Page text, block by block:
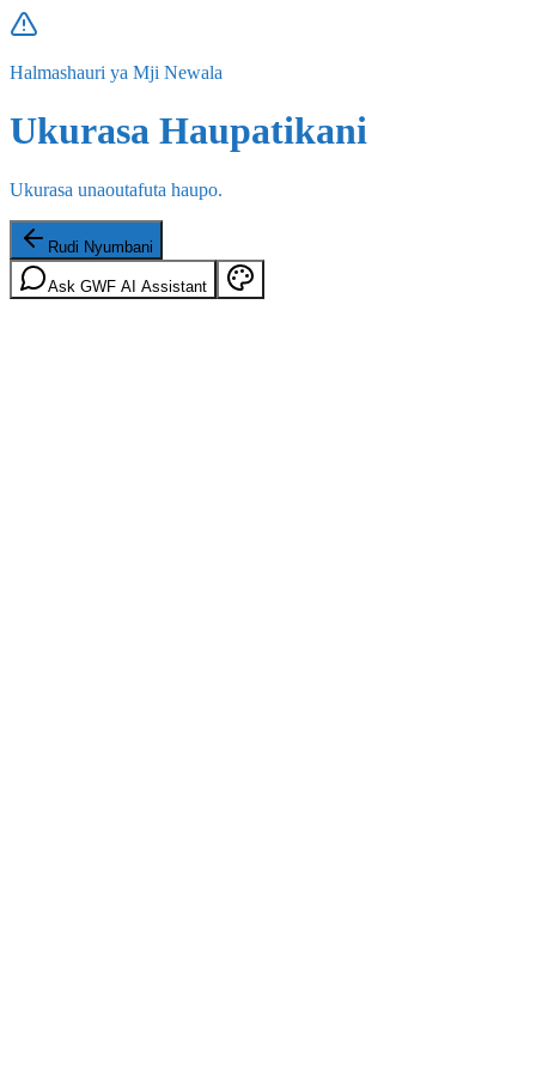
Halmashauri ya Mji Newala
Ukurasa Haupatikani
Ukurasa unaoutafuta haupo.
Rudi Nyumbani
Ask GWF AI Assistant